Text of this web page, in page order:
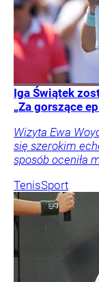
Iga Świątek
„Za gorszące
Wizyta Ewa
się szerokim
sposób oceniła
TenisSport